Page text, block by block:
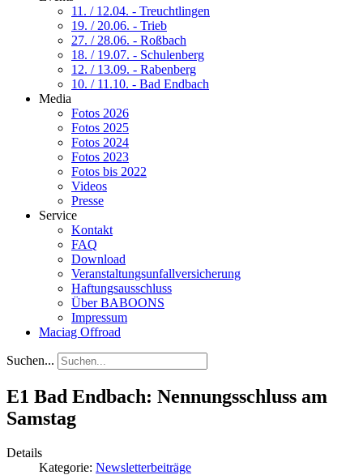
11. / 12.04. - Treuchtlingen
19. / 20.06. - Trieb
27. / 28.06. - Roßbach
18. / 19.07. - Schulenberg
12. / 13.09. - Rabenberg
10. / 11.10. - Bad Endbach
Media
Fotos 2026
Fotos 2025
Fotos 2024
Fotos 2023
Fotos bis 2022
Videos
Presse
Service
Kontakt
FAQ
Download
Veranstaltungsunfallversicherung
Haftungsausschluss
Über BABOONS
Impressum
Maciag Offroad
Suchen...
E1 Bad Endbach: Nennungsschluss am
Samstag
Details
Kategorie: Newsletterbeiträge